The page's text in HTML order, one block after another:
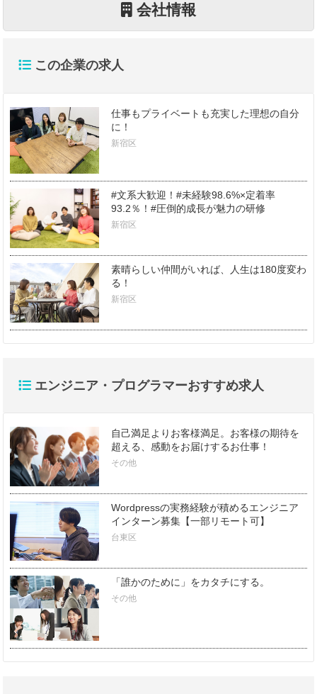
会社情報
この企業の求人
仕事もプライベートも充実した理想の自分
に！
新宿区
#文系大歓迎！#未経験98.6%×定着率
93.2％！#圧倒的成長が魅力の研修
新宿区
素晴らしい仲間がいれば、人生は180度変わ
る！
新宿区
エンジニア・プログラマーおすすめ求人
自己満足よりお客様満足。お客様の期待を
超える、感動をお届けするお仕事！
その他
Wordpressの実務経験が積めるエンジニア
インターン募集【一部リモート可】
台東区
「誰かのために」をカタチにする。
その他